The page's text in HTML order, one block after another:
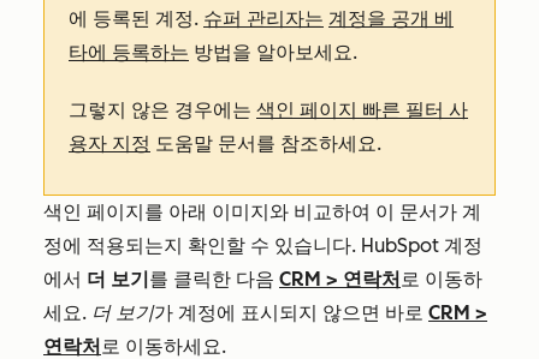
에 등록된 계정. 슈퍼 관리자는 계정을 공개 베
타에 등록하는 방법을 알아보세요.
그렇지 않은 경우에는 색인 페이지 빠른 필터 사
용자 지정 도움말 문서를 참조하세요.
색인 페이지를 아래 이미지와 비교하여 이 문서가 계
정에 적용되는지 확인할 수 있습니다. HubSpot 계정
에서 더 보기를 클릭한 다음 CRM > 연락처로 이동하
세요. 더 보기가 계정에 표시되지 않으면 바로 CRM >
연락처로 이동하세요.